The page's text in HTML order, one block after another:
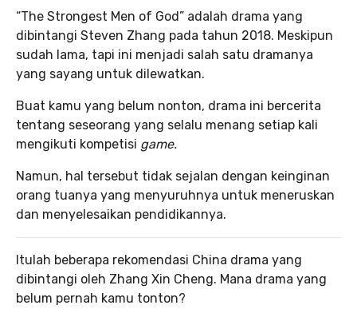
“The Strongest Men of God” adalah drama yang
dibintangi Steven Zhang pada tahun 2018. Meskipun
sudah lama, tapi ini menjadi salah satu dramanya
yang sayang untuk dilewatkan.
Buat kamu yang belum nonton, drama ini bercerita
tentang seseorang yang selalu menang setiap kali
mengikuti kompetisi game.
Namun, hal tersebut tidak sejalan dengan keinginan
orang tuanya yang menyuruhnya untuk meneruskan
dan menyelesaikan pendidikannya.
Itulah beberapa rekomendasi China drama yang
dibintangi oleh Zhang Xin Cheng. Mana drama yang
belum pernah kamu tonton?